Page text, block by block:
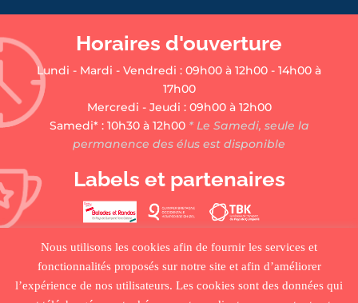
Horaires d'ouverture
Lundi - Mardi - Vendredi : 09h00 à 12h00 - 14h00 à
17h00
Mercredi - Jeudi : 09h00 à 12h00
Samedi* : 10h30 à 12h00* Le Samedi, seule la
permanence des élus est disponible
Labels et partenaires
Nous utilisons les cookies afin de fournir les services et
fonctionnalités proposés sur notre site et afin d’améliorer
l’expérience de nos utilisateurs. Les cookies sont des données qui